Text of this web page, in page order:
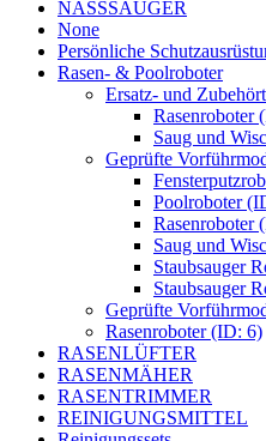
NASSSAUGER
None
Persönliche
Rasen- & Poolroboter
Ersatz- und
Rasenroboter
Saug und
Geprüfte
Poolroboter
Rasenroboter
Saug und
Staubsauger
Staubsauger
Geprüfte
Rasenroboter (ID: 6)
RASENLÜFTER
RASENMÄHER
RASENTRIMMER
REINIGUNGSMITTEL